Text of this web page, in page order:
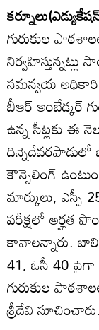
గురుకుల
సమన్వయ అధికారి
బీఆర్‌ అంబేడ్కర్‌
ఉన్న సీట్లకు ఈ
దిన్నెదేవరపాడులో
కౌన్సెలింగ్‌
మార్కులు, ఎస్సీ
పరీక్షలో అర్హత
కావాలన్నారు.
41, ఓసీ 40 పైగా
గురుకుల
శ్రీదేవి సూచించారు.